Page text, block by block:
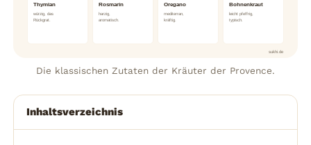
Thymian
würzig, das
Rückgrat.
Rosmarin
harzig,
aromatisch.
Oregano
mediterran,
kräftig.
Bohnenkraut
leicht pfeffrig,
typisch.
sukhi.de
Die klassischen Zutaten der Kräuter der Provence.
Inhaltsverzeichnis